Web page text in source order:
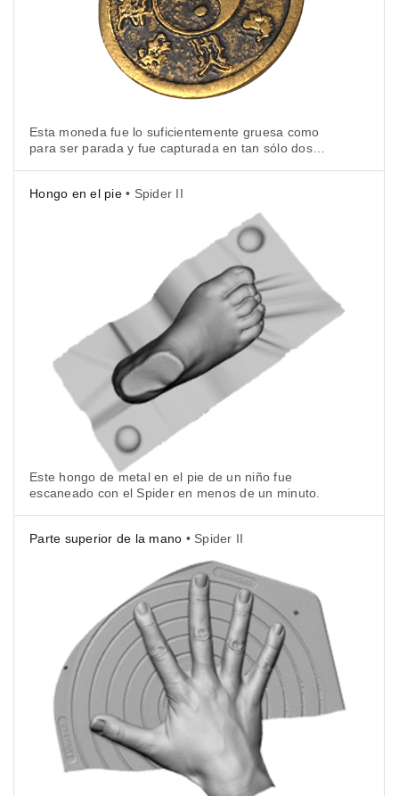
Esta moneda fue lo suficientemente gruesa como
para ser parada y fue capturada en tan sólo dos
Hongo en el pie• Spider II
Este hongo de metal en el pie de un niño fue
escaneado con el Spider en menos de un minuto.
Parte superior de la mano • Spider II